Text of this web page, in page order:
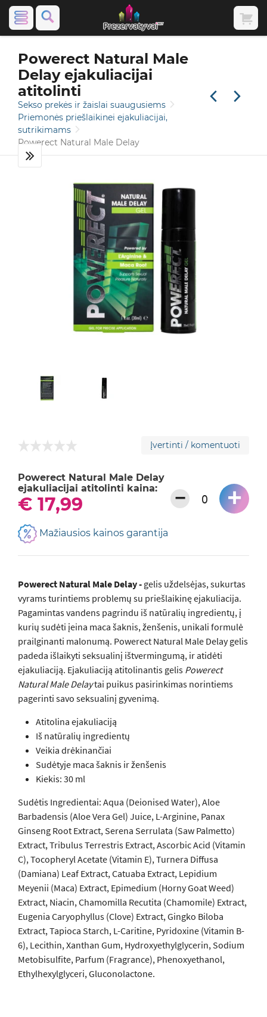
Powerect Natural Male
Delay ejakuliacijai
atitolinti
Sekso prekės ir žaislai suaugusiems
Priemonės priešlaikinei ejakuliacijai,
sutrikimams
Powerect Natural Male Delay
Įvertinti / komentuoti
Powerect Natural Male Delay
ejakuliacijai atitolinti kaina:
€ 17,99 − +
Mažiausios kainos garantija
Powerect Natural Male Delay - gelis uždelsėjas, sukurtas
vyrams turintiems problemų su priešlaikinę ejakuliacija.
Pagamintas vandens pagrindu iš natūralių ingredientų, į
kurių sudėti įeina maca šaknis, ženšenis, unikali formulė
prailginanti malonumą. Powerect Natural Male Delay gelis
padeda išlaikyti seksualinį ištvermingumą, ir atidėti
ejakuliaciją. Ejakuliaciją atitolinantis gelis Powerect
Natural Male Delaytai puikus pasirinkimas norintiems
pagerinti savo seksualinį gyvenimą.
Atitolina ejakuliaciją
Iš natūralių ingredientų
Veikia drėkinančiai
Sudėtyje maca šaknis ir ženšenis
Kiekis: 30 ml
Sudėtis Ingredientai: Aqua (Deionised Water), Aloe
Barbadensis (Aloe Vera Gel) Juice, L-Arginine, Panax
Ginseng Root Extract, Serena Serrulata (Saw Palmetto)
Extract, Tribulus Terrestris Extract, Ascorbic Acid (Vitamin
C), Tocopheryl Acetate (Vitamin E), Turnera Diffusa
(Damiana) Leaf Extract, Catuaba Extract, Lepidium
Meyenii (Maca) Extract, Epimedium (Horny Goat Weed)
Extract, Niacin, Chamomilla Recutita (Chamomile) Extract,
Eugenia Caryophyllus (Clove) Extract, Gingko Biloba
Extract, Tapioca Starch, L-Caritine, Pyridoxine (Vitamin B-
6), Lecithin, Xanthan Gum, Hydroxyethylglycerin, Sodium
Metobisulfite, Parfum (Fragrance), Phenoxyethanol,
Ethylhexylglyceri, Gluconolactone.